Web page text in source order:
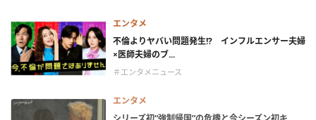
エンタメ
不倫よりヤバい問題発生!? インフルエンサー夫婦
×医師夫婦のブ...
＃エンタメニュース
エンタメ